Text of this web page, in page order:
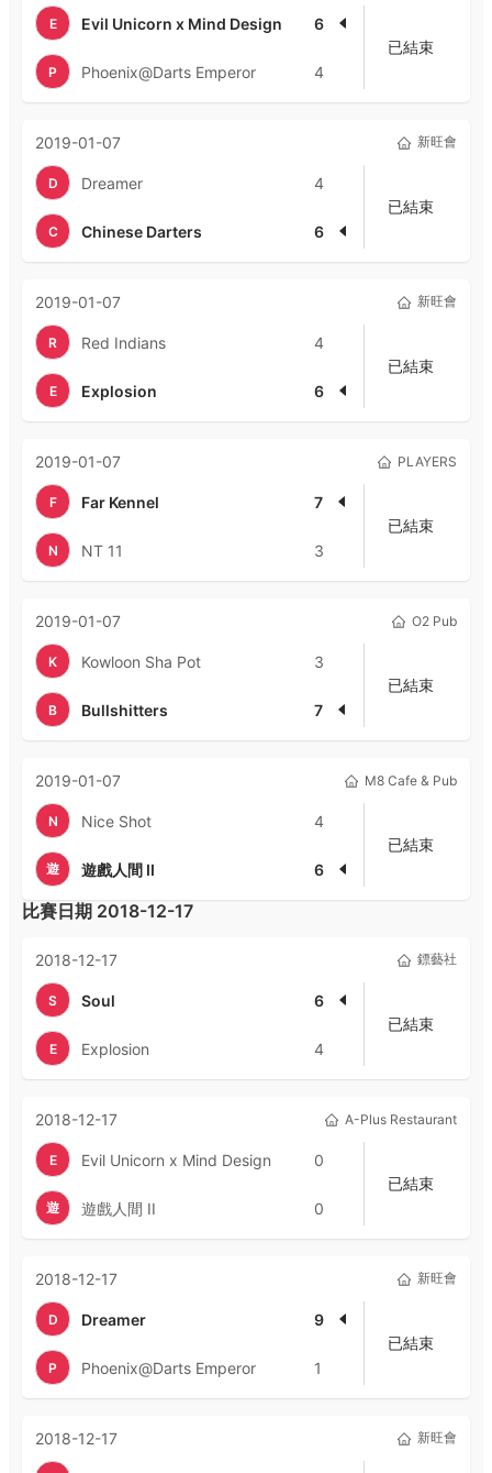
E Evil Unicorn x Mind Design 6
P Phoenix@Darts Emperor 4
已結束
2019-01-07 新旺會
D Dreamer 4
C Chinese Darters 6
已結束
2019-01-07 新旺會
R Red Indians 4
E Explosion 6
已結束
2019-01-07 PLAYERS
F Far Kennel 7
N NT 11 3
已結束
2019-01-07 O2 Pub
K Kowloon Sha Pot 3
B Bullshitters 7
已結束
2019-01-07 M8 Cafe & Pub
N Nice Shot 4
遊 遊戲人間 II 6
已結束
比賽日期 2018-12-17
2018-12-17 鏢藝社
S Soul 6
E Explosion 4
已結束
2018-12-17 A-Plus Restaurant
E Evil Unicorn x Mind Design 0
遊 遊戲人間 II 0
已結束
2018-12-17 新旺會
D Dreamer 9
P Phoenix@Darts Emperor 1
已結束
2018-12-17 新旺會